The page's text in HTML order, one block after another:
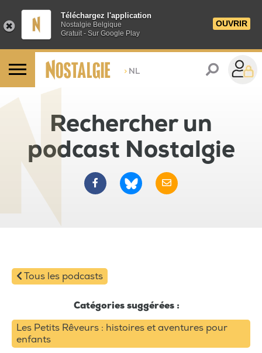
Téléchargez l'application
Nostalgie Belgique
Gratuit - Sur Google Play
OUVRIR
> NL
Rechercher un
podcast Nostalgie
Tous les podcasts
Catégories suggérées :
Les Petits Rêveurs : histoires et aventures pour
enfants